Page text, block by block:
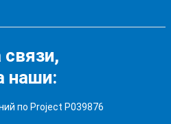
связи,
наши:
по Project P039876